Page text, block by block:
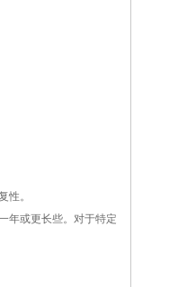
性。
年或更长些。对于特定